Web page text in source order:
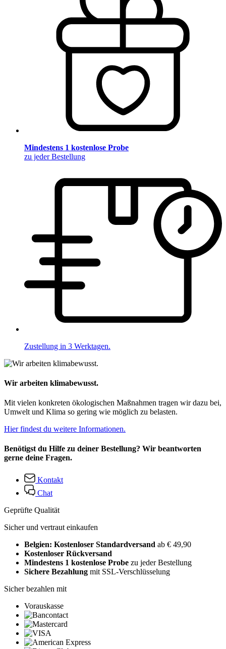
Mindestens 1 kostenlose Probe
zu jeder Bestellung
Zustellung in 3 Werktagen.
Wir arbeiten klimabewusst.
Mit vielen konkreten ökologischen Maßnahmen tragen wir dazu bei,
Umwelt und Klima so gering wie möglich zu belasten.
Hier findest du weitere Informationen.
Benötigst du Hilfe zu deiner Bestellung? Wir beantworten
gerne deine Fragen.
Kontakt
Chat
Geprüfte Qualität
Sicher und vertraut einkaufen
Belgien: Kostenloser Standardversand ab € 49,90
Kostenloser Rückversand
Mindestens 1 kostenlose Probe zu jeder Bestellung
Sichere Bezahlung mit SSL-Verschlüsselung
Sicher bezahlen mit
Vorauskasse